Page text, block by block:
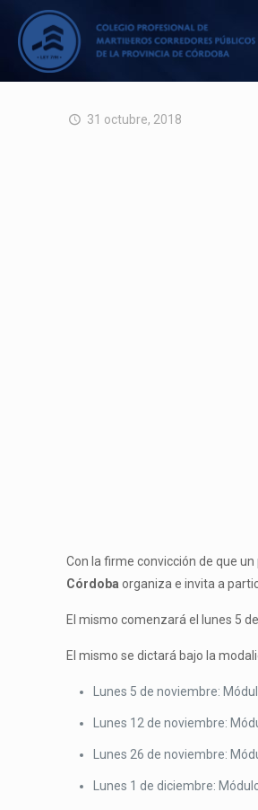
31 octubre, 2018
Con la firme convicción de que
Córdoba organiza e invita a
El mismo comenzará el lunes 5
El mismo se dictará bajo la
Lunes 5 de noviembre:
Lunes 12 de noviembre:
Lunes 26 de noviembre:
Lunes 1 de diciembre: